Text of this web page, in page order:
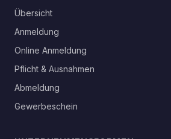
Übersicht
Anmeldung
Online Anmeldung
Pflicht & Ausnahmen
Abmeldung
Gewerbeschein